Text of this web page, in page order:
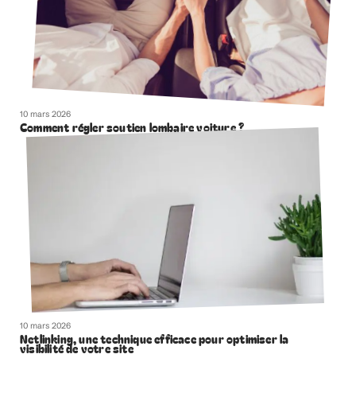
10 mars 2026
Comment régler soutien lombaire voiture ?
10 mars 2026
Netlinking, une technique efficace pour optimiser la
visibilité de votre site